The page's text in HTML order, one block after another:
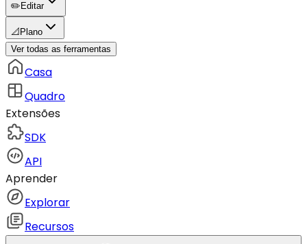
✏️ Editar
📐 Plano
Ver todas as ferramentas
Casa
Quadro
Extensões
SDK
API
Aprender
Explorar
Recursos